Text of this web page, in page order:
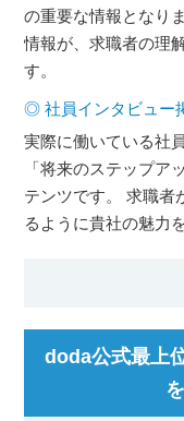
の重要な情報となり
情報が、求職者の理
す。
◎ 社員インタビュー
実際に働いている社
「将来のステップア
テンツです。 求職者
るように貴社の魅力
doda公式最上